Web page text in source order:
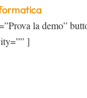
la demo”
]